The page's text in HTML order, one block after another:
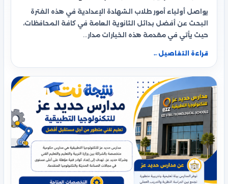
يواصل أولياء أمور طلاب الشهادة الإعدادية في هذه الفترة
البحث عن أفضل بدائل الثانوية العامة في كافة المحافظات،
حيث يأتي في مقدمة هذه الخيارات مدار…
قراءة التفاصيل ←